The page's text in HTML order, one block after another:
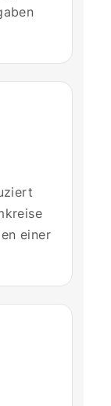
einer